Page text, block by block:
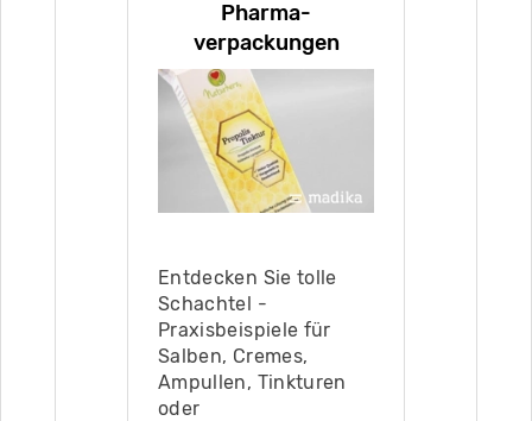
Pharma­
verpackungen
Entdecken Sie tolle
Schachtel -
Praxisbeispiele für
Salben, Cremes,
Ampullen, Tinkturen
oder